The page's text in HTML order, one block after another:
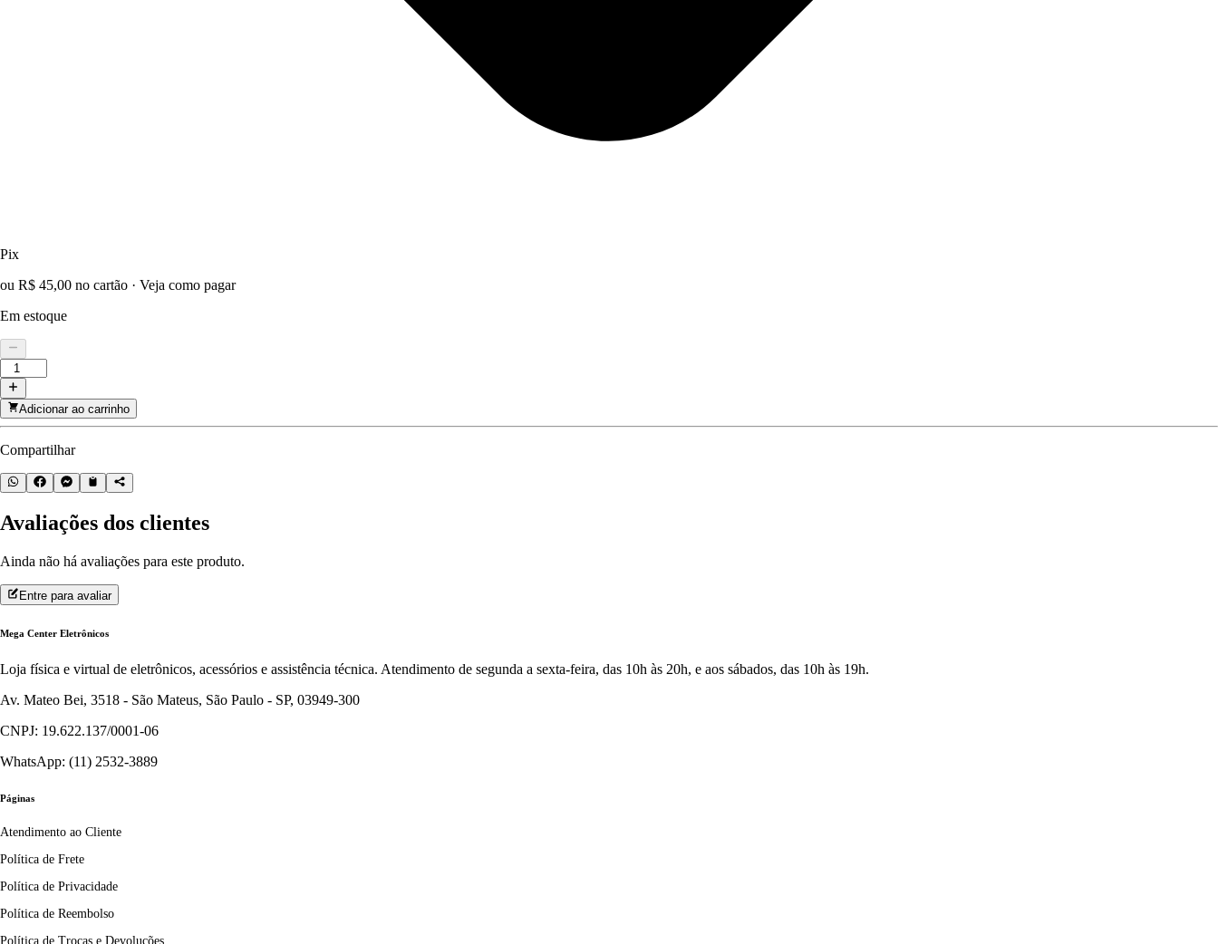
Pix
ou R$ 45,00 no cartão · Veja como pagar
Em estoque
Adicionar ao carrinho
Compartilhar
Avaliações dos clientes
Ainda não há avaliações para este produto.
Entre para avaliar
Mega Center Eletrônicos
Loja física e virtual de eletrônicos, acessórios e assistência técnica. Atendimento de segunda a sexta-feira, das 10h às 20h, e aos sábados, das 10h às 19h.
Av. Mateo Bei, 3518 - São Mateus, São Paulo - SP, 03949-300
CNPJ: 19.622.137/0001-06
WhatsApp: (11) 2532-3889
Páginas
Atendimento ao Cliente
Política de Frete
Política de Privacidade
Política de Reembolso
Política de Trocas e Devoluções